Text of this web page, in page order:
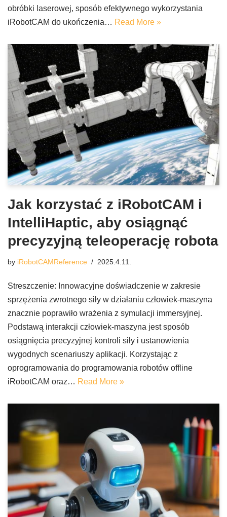
obróbki laserowej, sposób efektywnego wykorzystania
iRobotCAM do ukończenia… Read More »
Jak korzystać z iRobotCAM i
IntelliHaptic, aby osiągnąć
precyzyjną teleoperację robota
by iRobotCAMReference 2025.4.11.
Streszczenie: Innowacyjne doświadczenie w zakresie
sprzężenia zwrotnego siły w działaniu człowiek-maszyna
znacznie poprawiło wrażenia z symulacji immersyjnej.
Podstawą interakcji człowiek-maszyna jest sposób
osiągnięcia precyzyjnej kontroli siły i ustanowienia
wygodnych scenariuszy aplikacji. Korzystając z
oprogramowania do programowania robotów offline
iRobotCAM oraz… Read More »